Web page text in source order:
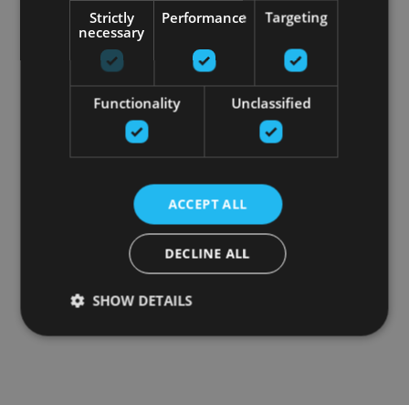
Strictly
necessary
Performance Targeting
Functionality Unclassified
ACCEPT ALL
DECLINE ALL
SHOW DETAILS